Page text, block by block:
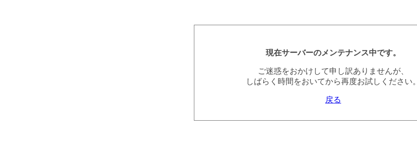
現在サーバーのメンテナンス中です。
ご迷惑をおかけして申し訳ありませんが、
しばらく時間をおいてから再度お試しください。
戻る